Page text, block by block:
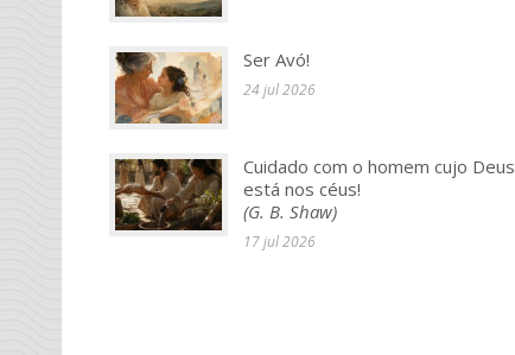
Ser Avó!
24 jul 2026
Cuidado com o homem cujo Deus
está nos céus!
(G. B. Shaw)
17 jul 2026